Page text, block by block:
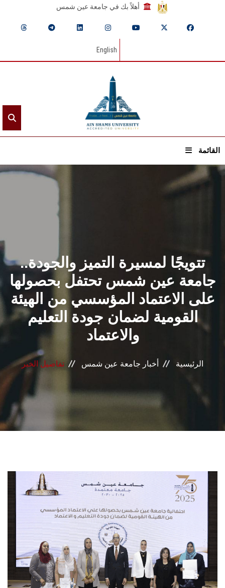
أهلاً بك في جامعة عين شمس
English
القائمة
الشئون الأكاديمية
البحث العلمي
الرعاية الصحية
المراكز والوحدات
الأنظمة الذكية
الإعلام
تواصل معنا
هيئة التدريس
الدراسات العليا
الخريجين
الموظفون
تتويجًا لمسيرة التميز والجودة..
جامعة عين شمس تحتفل بحصولها
على الاعتماد المؤسسي من الهيئة
القومية لضمان جودة التعليم
والاعتماد
الرئيسية أخبار جامعة عين شمس تفاصيل الخبر